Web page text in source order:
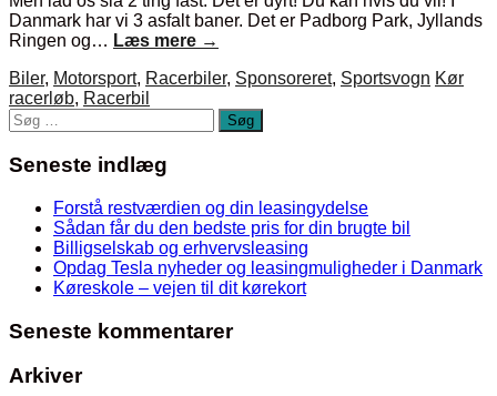
Danmark har vi 3 asfalt baner. Det er Padborg Park, Jyllands
Ringen og… Læs mere →
Biler, Motorsport, Racerbiler, Sponsoreret, Sportsvogn Kør
racerløb, Racerbil
Search
for:
Seneste indlæg
Forstå restværdien og din leasingydelse
Sådan får du den bedste pris for din brugte bil
Billigselskab og erhvervsleasing
Opdag Tesla nyheder og leasingmuligheder i Danmark
Køreskole – vejen til dit kørekort
Seneste kommentarer
Arkiver